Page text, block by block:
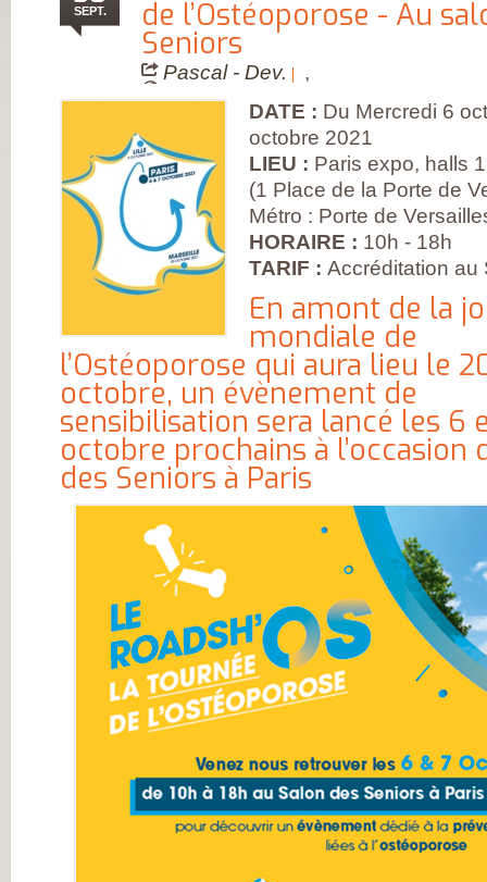
FRANÇAISE
(CESPHARM)
RÉADAPTATION
CONSEIL
THERMAUX
FRANCE
RHUMATISMES
CONSEIL
DE L’ORDRE DES
MASSEURS-
INSTITUT UPSA
LA DOULEUR
ORDRE
DES PÉDICURES-
PODOLOGUES
SOCIÉTÉ
DE MÉDECINE
PHYSIQUE ET DE
RÉADAPTATION
SOCIÉTÉ
DE CHIRURGIE
SYNDICAT
DES MÉDECINS
NOS
PIERRE FABRE
CHAINE
DU SOLEIL
LABORATOIRES
EXPANSCIENCE
LABORATOIRES
GENEVRIER
ROTTAPHARM
EMPATIENT
ETATS
L’ARTHROSE
NOS ACTIONS EN
2012 ET 2013
LES ETATS
GÉNÉRAUX EN
SEPT. de l’Ostéoporose - Au
Seniors
Pascal - Dev.
,
DATE : Du Mercredi 6
octobre 2021
LIEU : Paris expo, halls
(1 Place de la Porte de
Métro : Porte de
HORAIRE : 10h - 18h
TARIF : Accréditation au
En amont de la
mondiale de
l’Ostéoporose qui aura lieu le
octobre, un évènement de
sensibilisation sera lancé les 6
octobre prochains à l’occasion
des Seniors à Paris